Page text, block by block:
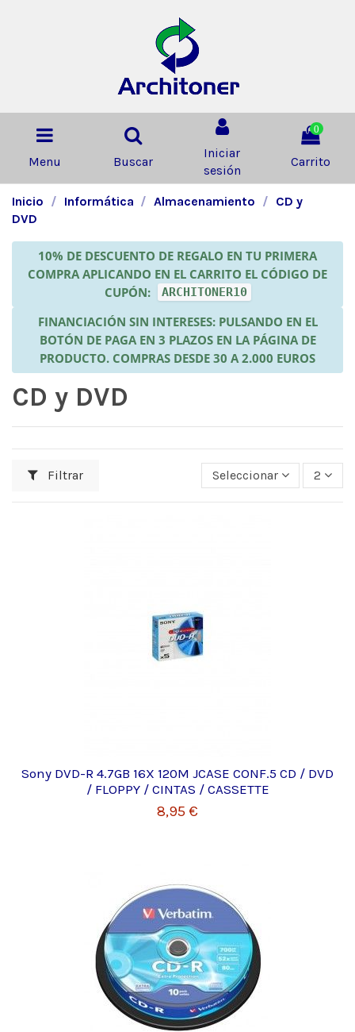
Menu Buscar
Iniciar
sesión
0
Carrito
Inicio Informática Almacenamiento
CD y
DVD
10% DE DESCUENTO DE REGALO EN TU PRIMERA
COMPRA APLICANDO EN EL CARRITO EL CÓDIGO DE
CUPÓN:
ARCHITONER10
FINANCIACIÓN SIN INTERESES: PULSANDO EN EL
BOTÓN DE PAGA EN 3 PLAZOS EN LA PÁGINA DE
PRODUCTO. COMPRAS DESDE 30 A 2.000 EUROS
CD y DVD
Filtrar Seleccionar 2
Sony DVD-R 4.7GB 16X 120M JCASE CONF.5 CD / DVD
/ FLOPPY / CINTAS / CASSETTE
8,95 €